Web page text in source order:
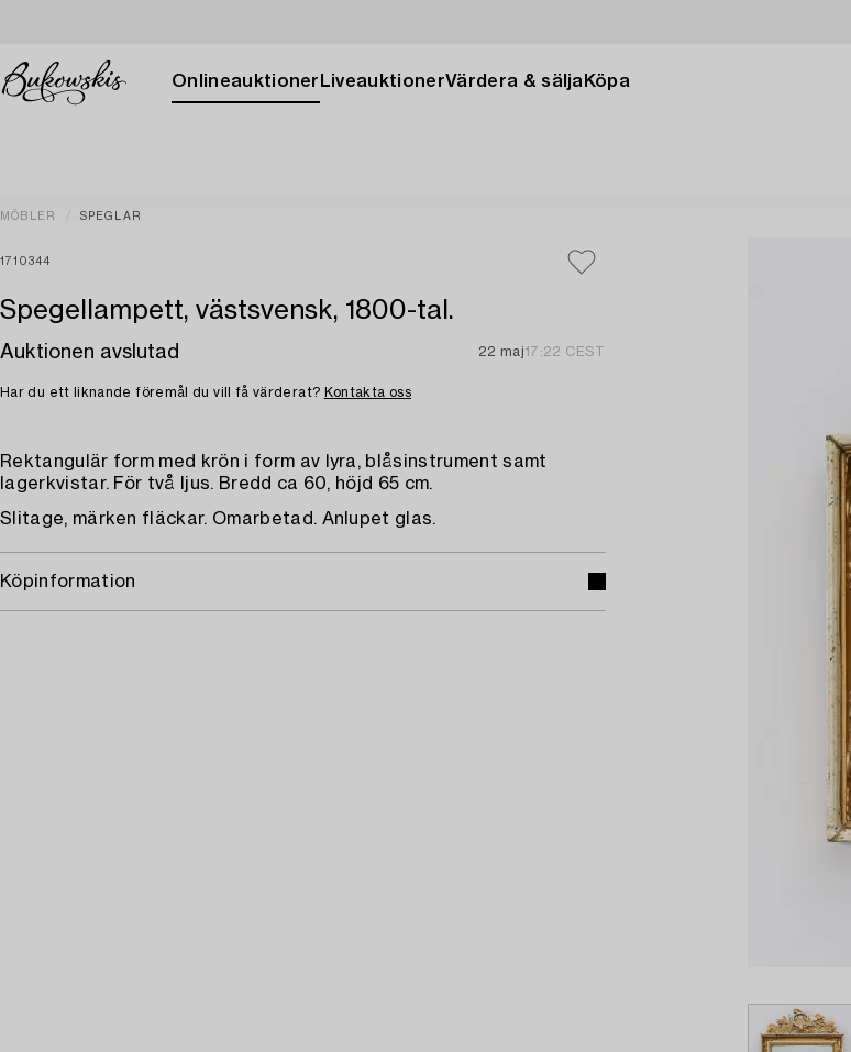
Onlineauktioner LiveauktionerVärdera & sälja Köpa
MÖBLER SPEGLAR
1710344
Spegellampett, västsvensk, 1800-tal.
Auktionen avslutad 22 maj17:22 CEST
Har du ett liknande föremål du vill få värderat? Kontakta oss
Rektangulär form med krön i form av lyra, blåsinstrument samt
lagerkvistar. För två ljus. Bredd ca 60, höjd 65 cm.
Slitage, märken fläckar. Omarbetad. Anlupet glas.
Köpinformation